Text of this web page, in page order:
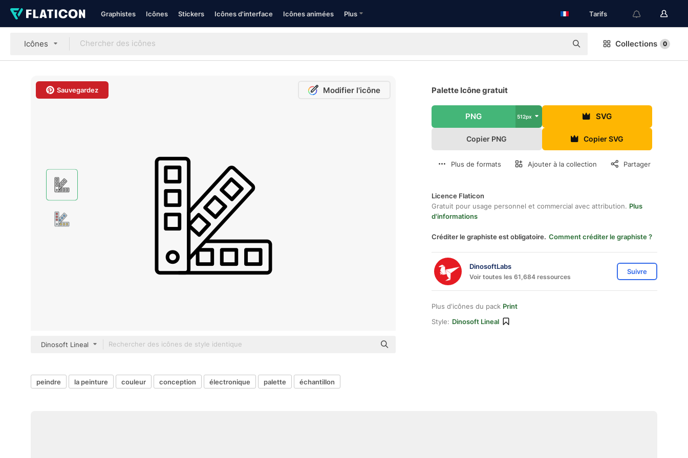
Graphistes Icônes Stickers Icônes d'interface Icônes animées Plus Tarifs
Icônes Collections 0
Sauvegardez Modifier l'icône
Dinosoft Lineal
Palette Icône gratuit
PNG 512px SVG
Copier PNG Copier SVG
Plus de formats Ajouter à la collection Partager
Licence Flaticon
Gratuit pour usage personnel et commercial avec attribution. Plus
d'informations
Créditer le graphiste est obligatoire. Comment créditer le graphiste ?
DinosoftLabs
Voir toutes les 61,684 ressources
Suivre
Plus d'icônes du pack Print
Style: Dinosoft Lineal
peindre la peinture couleur conception électronique palette échantillon